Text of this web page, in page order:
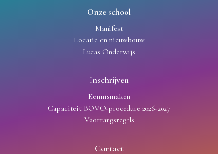
Onze school
Manifest
Locatie en nieuwbouw
Lucas Onderwijs
Inschrijven
Kennismaken
Capaciteit BOVO-procedure 2026-2027
Voorrangsregels
Contact